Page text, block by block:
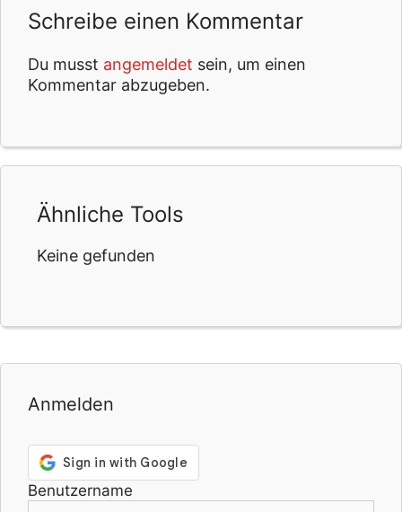
Schreibe einen Kommentar
Du musst angemeldet sein, um einen
Kommentar abzugeben.
Ähnliche Tools
Keine gefunden
Anmelden
Benutzername